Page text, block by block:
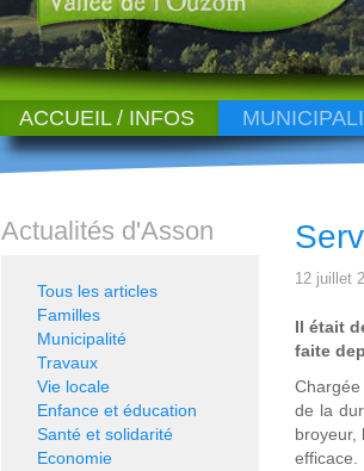
ACCUEIL / INFOS
12 juillet
Il était
faite
de la
broyeur,
efficace.
Actualités d'Asson
Tous les articles
Familles
Municipalité
Travaux
Vie locale
Enfance et éducation
Santé et solidarité
Economie